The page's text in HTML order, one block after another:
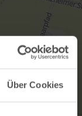
Über Cookies